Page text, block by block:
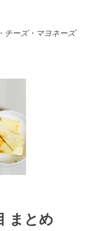
チーズ・マヨネーズ
まとめ